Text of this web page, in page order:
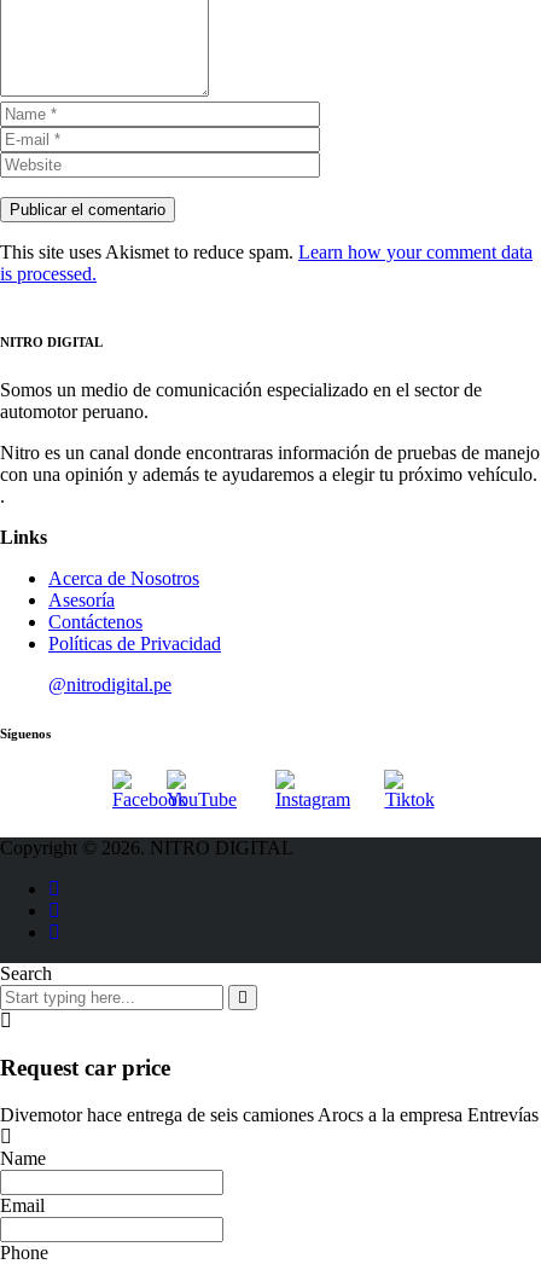
This site uses Akismet to reduce spam. Learn how your comment data
is processed.
NITRO DIGITAL
Somos un medio de comunicación especializado en el sector de
automotor peruano.
Nitro es un canal donde encontraras información de pruebas de manejo
con una opinión y además te ayudaremos a elegir tu próximo vehículo.
.
Links
Acerca de Nosotros
Asesoría
Contáctenos
Políticas de Privacidad
@nitrodigital.pe
Síguenos
Copyright © 2026. NITRO DIGITAL
Search
Request car price
Divemotor hace entrega de seis camiones Arocs a la empresa Entrevías
Name
Email
Phone